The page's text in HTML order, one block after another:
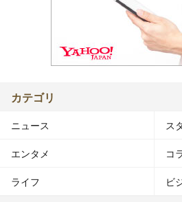
カテゴリ
ニュース ス
エンタメ コ
ライフ ビ